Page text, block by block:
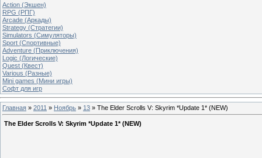
Action (Экшен)
RPG (РПГ)
Arcade (Аркады)
Strategy (Стратегии)
Simulators (Симуляторы)
Sport (Спортивные)
Adventure (Приключения)
Logic (Логические)
Quest (Квест)
Various (Разные)
Mini games (Мини игры)
Софт для игр
Главная » 2011 » Ноябрь » 13 » The Elder Scrolls V: Skyrim *Update 1* (NEW)
The Elder Scrolls V: Skyrim *Update 1* (NEW)